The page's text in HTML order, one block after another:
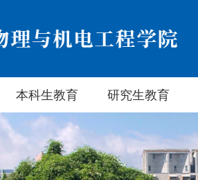
本科生教育 研究生教育